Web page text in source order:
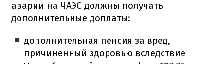
аварии на ЧАЭС должны получать
дополнительные доплаты:
дополнительная пенсия за вред,
причиненный здоровью вследствие